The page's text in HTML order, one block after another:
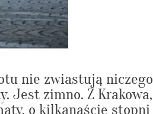
nie zwiastują niczego
Jest zimno. Z Krakowa,